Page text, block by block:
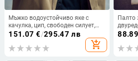
Мъжко водоустойчиво яке с
качулка, цип, свободен силует,
странични джобове
151.07 €/295.47 лв
add_shopping_cart
Палто
88.89